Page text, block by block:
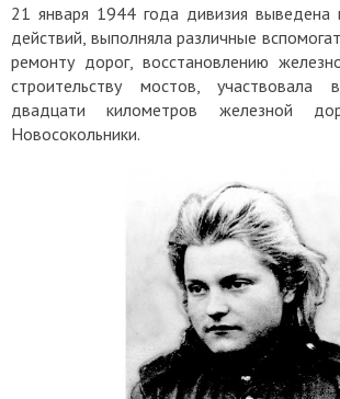
21 января 1944 года дивизия выведена
действий, выполняла различные
ремонту дорог, восстановлению
строительству мостов, участвовала
двадцати километров железной
Новосокольники.